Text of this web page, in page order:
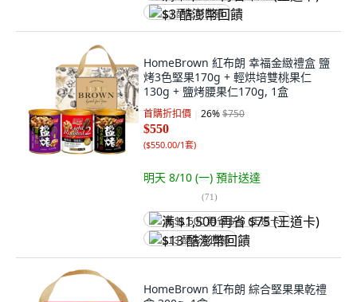
$3 酷澎幣回饋
HomeBrown 紅布朗 幸福金緻禮盒 鹽
烤3色堅果170g + 輕烘培雙桃果仁
130g + 鹽烤腰果仁170g, 1盒
首購折扣價 26%$750
$550
($550.00/1套)
明天 8/10 (一) 預計送達
(71)
满 $1,500 再省 $75 (王道卡)
$13 酷澎幣回饋
HomeBrown 紅布朗 綜合堅果果乾禮